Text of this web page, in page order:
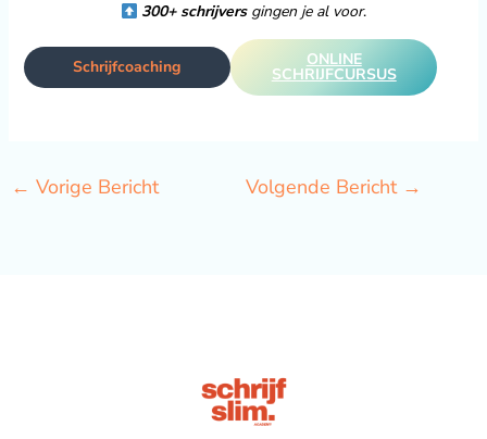
300+ schrijvers gingen je al voor.
Schrijfcoaching ONLINE
SCHRIJFCURSUS
← Vorige Bericht Volgende Bericht →